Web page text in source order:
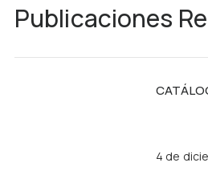
Publicaciones
4 de